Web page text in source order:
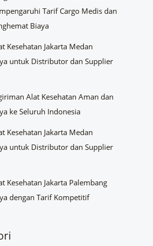
Tarif Cargo Medis dan
Biaya
Kesehatan Jakarta Medan
untuk Distributor dan Supplier
Alat Kesehatan Aman dan
ke Seluruh Indonesia
Kesehatan Jakarta Medan
untuk Distributor dan Supplier
Kesehatan Jakarta Palembang
dengan Tarif Kompetitif